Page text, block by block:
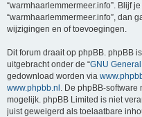
“warmhaarlemmermeer.info”. Blijf
“warmhaarlemmermeer.info”, dan
wijzigingen en of toevoegingen.
Dit forum draait op phpBB. phpBB
uitgebracht onder de “GNU
gedownload worden via
www.phpbb.nl . De phpBB-
mogelijk. phpBB Limited is niet
juist geweigerd als toelaatbare